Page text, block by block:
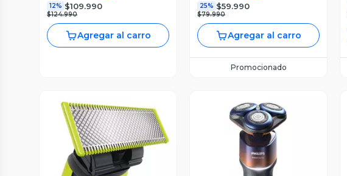
12% $109.990
$124.990
Agregar al carro
25% $59.990
$79.990
Agregar al carro
Promocionado
Vista Previa